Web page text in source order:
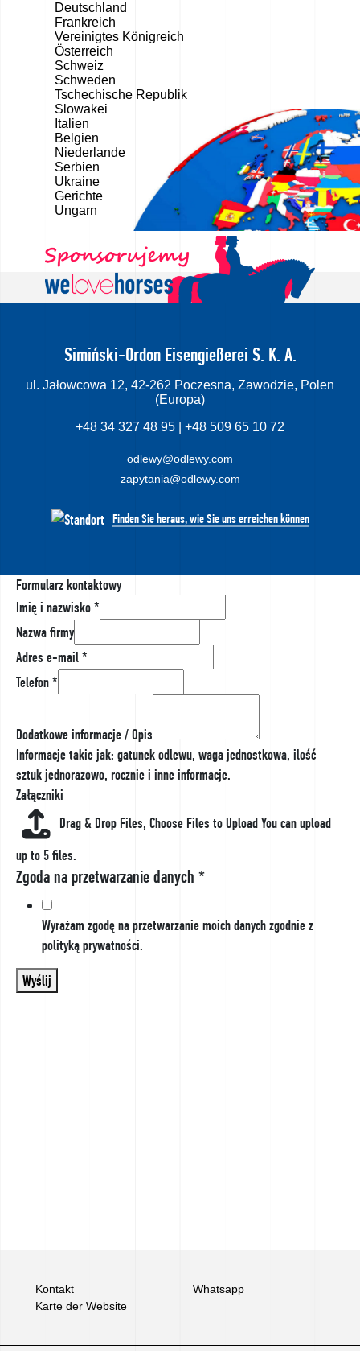
Deutschland
Frankreich
Vereinigtes Königreich
Österreich
Schweiz
Schweden
Tschechische Republik
Slowakei
Italien
Belgien
Niederlande
Serbien
Ukraine
Gerichte
Ungarn
Simiński-Ordon Eisengießerei S. K. A.
ul. Jałowcowa 12, 42-262 Poczesna, Zawodzie, Polen
(Europa)
+48 34 327 48 95 | +48 509 65 10 72
odlewy@odlewy.com
zapytania@odlewy.com
Finden Sie heraus, wie Sie uns erreichen können
Formularz kontaktowy
Imię i nazwisko*
Nazwa firmy
Adres e-mail*
Telefon*
Dodatkowe informacje / Opis
Informacje takie jak: gatunek odlewu, waga jednostkowa, ilość
sztuk jednorazowo, rocznie i inne informacje.
Opis
Załączniki
Drag & Drop Files, Choose Files to UploadYou can upload
up to 5 files.
Zgoda na przetwarzanie danych *
Wyrażam zgodę na przetwarzanie moich danych zgodnie z
polityką prywatności.
Wyślij
Kontakt
Whatsapp
Karte der Website